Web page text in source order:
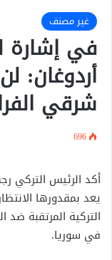
غير مصنف
في إشارة
أردوغان:
شرقي
696
أكد الرئيس التركي
يعد بمقدورها
التركية المرتقبة ضد
في سوريا.